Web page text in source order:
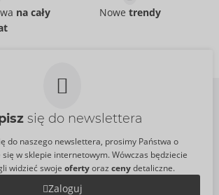
Fun Factory
07540800000
na cały
Nowe trendy
się do newslettera
do naszego newslettera, prosimy Państwa o
w sklepie internetowym. Wówczas będziecie
widzieć swoje ofertyoraz cenydetaliczne.
Zaloguj